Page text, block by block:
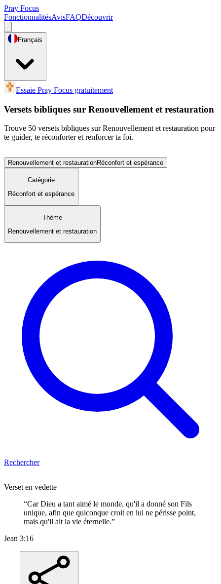
Pray Focus
FonctionnalitésAvisFAQDécouvrir
Français
Essaie Pray Focus gratuitement
Versets bibliques sur Renouvellement et restauration
Trouve 50 versets bibliques sur Renouvellement et restauration pour
te guider, te réconforter et renforcer ta foi.
Renouvellement et restaurationRéconfort et espérance
Catégorie
Réconfort et espérance
Thème
Renouvellement et restauration
Rechercher
Verset en vedette
“Car Dieu a tant aimé le monde, qu'il a donné son Fils
unique, afin que quiconque croit en lui ne périsse point,
mais qu'il ait la vie éternelle.”
Jean 3:16